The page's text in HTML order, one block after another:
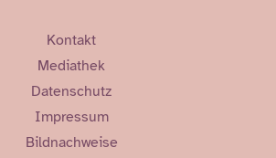
Kontakt
Mediathek
Datenschutz
Impressum
Bildnachweise